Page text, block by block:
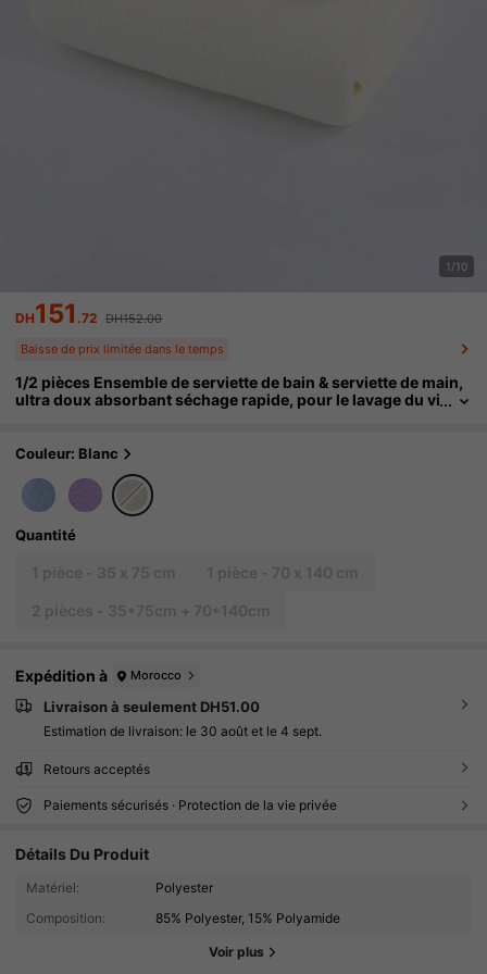
1/10
DH151 .72
DH152.00
Baisse de prix limitée dans le temps
1/2 pièces Ensemble de serviette de bain & serviette de main,
ultra doux absorbant séchage rapide, pour le lavage du vi
scine, le SPA, toutes les saisons
Couleur: Blanc
Quantité
Expédition à Morocco
Livraison à seulement DH51.00
Estimation de livraison: le 30 août et le 4 sept.
Retours acceptés
Paiements sécurisés · Protection de la vie privée
Détails Du Produit
Matériel:
Polyester
Composition:
85% Polyester, 15% Polyamide
Voir plus
772 Suiveurs